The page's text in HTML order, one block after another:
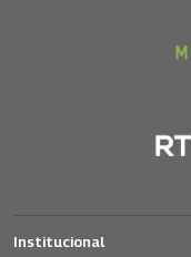
Institucional